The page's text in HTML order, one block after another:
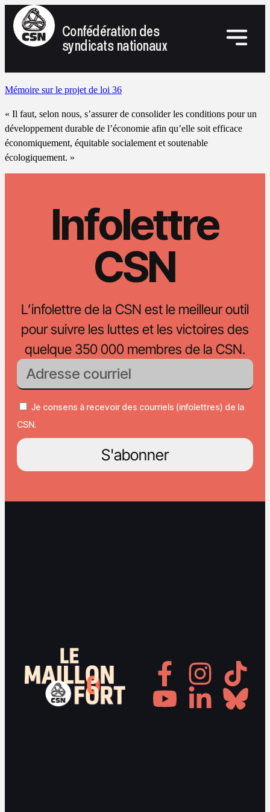
Confédération des
syndicats nationaux
Mémoire sur le projet de loi 36
« Il faut, selon nous, s’assurer de consolider les conditions pour un
développement durable de l’économie afin qu’elle soit efficace
économiquement, équitable socialement et soutenable
écologiquement. »
Infolettre
CSN
L’infolettre de la CSN est le meilleur outil
pour suivre les luttes et les victoires des
quelque 350 000 membres de la CSN.
Je consens à recevoir des courriels (infolettres) de la
CSN.
S'abonner